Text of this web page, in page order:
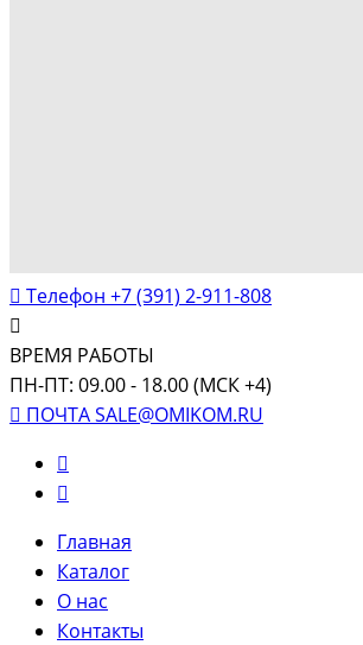
Телефон +7 (391) 2-911-808
ВРЕМЯ РАБОТЫ
ПН-ПТ: 09.00 - 18.00 (МСК +4)
ПОЧТАSALE@OMIKOM.RU
Главная
Каталог
О нас
Контакты